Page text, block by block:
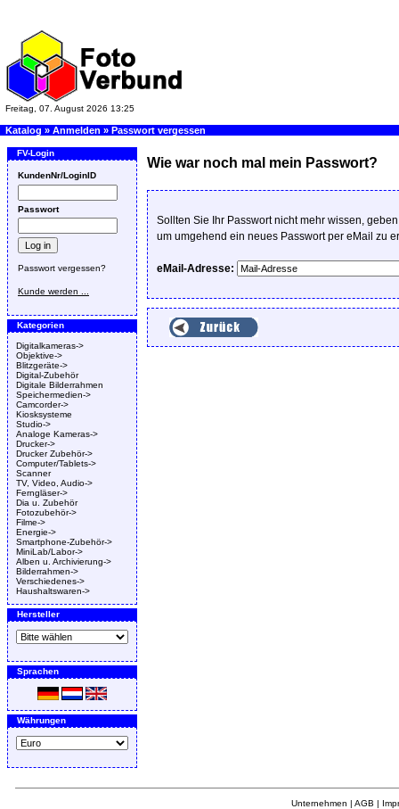
Freitag, 07. August 2026 13:25
Katalog » Anmelden » Passwort vergessen
FV-Login
KundenNr/LoginID
Passwort
Passwort vergessen?
Kunde werden ...
Kategorien
Digitalkameras->
Objektive->
Blitzgeräte->
Digital-Zubehör
Digitale Bilderrahmen
Speichermedien->
Camcorder->
Kiosksysteme
Studio->
Analoge Kameras->
Drucker->
Drucker Zubehör->
Computer/Tablets->
Scanner
TV, Video, Audio->
Ferngläser->
Dia u. Zubehör
Fotozubehör->
Filme->
Energie->
Smartphone-Zubehör->
MiniLab/Labor->
Alben u. Archivierung->
Bilderrahmen->
Verschiedenes->
Haushaltswaren->
Hersteller
Sprachen
Währungen
Wie war noch mal mein Passwort?
Sollten Sie Ihr Passwort nicht mehr wissen,
um umgehend ein neues Passwort per eMail zu
eMail-Adresse:
Unternehmen | AGB |